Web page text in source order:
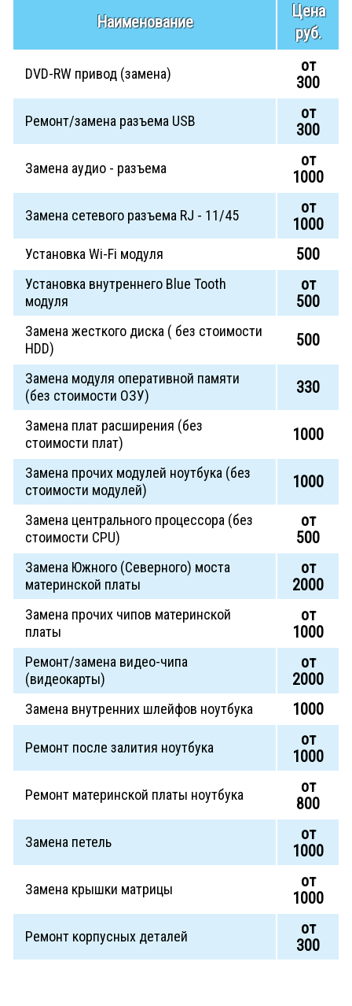
Наименование
Цена
руб.
DVD-RW привод (замена)
от
300
Ремонт/замена разъема USB
от
300
Замена аудио - разъема
от
1000
Замена сетевого разъема RJ - 11/45
от
1000
Установка Wi-Fi модуля 500
Установка внутреннего Blue Tooth
модуля
от
500
Замена жесткого диска ( без стоимости
HDD)
500
Замена модуля оперативной памяти
(без стоимости ОЗУ)
330
Замена плат расширения (без
стоимости плат)
1000
Замена прочих модулей ноутбука (без
стоимости модулей)
1000
Замена центрального процессора (без
стоимости CPU)
от
500
Замена Южного (Северного) моста
материнской платы
от
2000
Замена прочих чипов материнской
платы
от
1000
Ремонт/замена видео-чипа
(видеокарты)
от
2000
Замена внутренних шлейфов ноутбука 1000
Ремонт после залития ноутбука
от
1000
Ремонт материнской платы ноутбука
от
800
Замена петель
от
1000
Замена крышки матрицы
от
1000
Ремонт корпусных деталей
от
300